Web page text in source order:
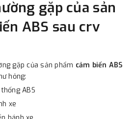
gặp của sản
ABS sau crv
gặp của sản phẩm cảm biến ABS
hỏng:
ABS
xe